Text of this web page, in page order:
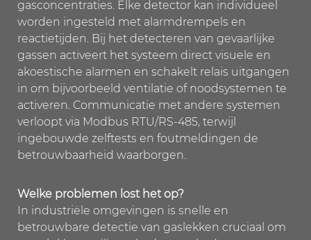
gasconcentraties. Elke detector kan individueel
worden ingesteld met alarmdrempels en
reactietijden. Bij het detecteren van gevaarlijke
gassen activeert het systeem direct visuele en
akoestische alarmen en schakelt relais uitgangen
in om bijvoorbeeld ventilatie of noodsystemen te
activeren. Communicatie met andere systemen
verloopt via Modbus RTU/RS-485, terwijl
ingebouwde zelftests en foutmeldingen de
betrouwbaarheid waarborgen.
Welke problemen lost het op?
In industriële omgevingen is snelle en
betrouwbare detectie van gaslekken cruciaal om